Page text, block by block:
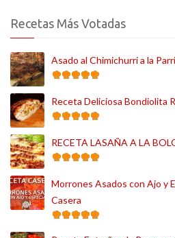
Recetas Más Votadas
Asado al Chimichurri a la
Receta Deliciosa Bondiolita
RECETA LASAÑA A LA
Morrones Asados con Ajo y
Casera